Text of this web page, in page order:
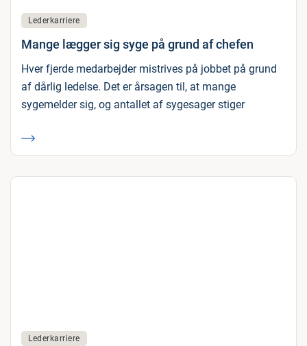
Lederkarriere
Mange lægger sig syge på grund af chefen
Hver fjerde medarbejder mistrives på jobbet på grund
af dårlig ledelse. Det er årsagen til, at mange
sygemelder sig, og antallet af sygesager stiger
Lederkarriere